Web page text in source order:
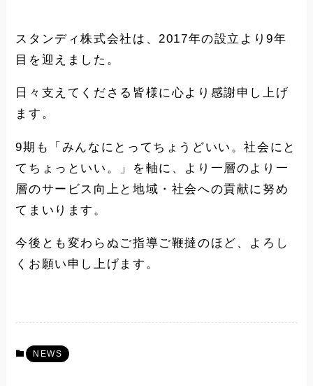
スタンディ株式会社は、2017年の設立より9年
目を迎えました。
日々支えてくださる皆様に心より感謝申し上げ
ます。
9期も「みんなにとってちょうどいい。社会にと
てちょっといい。」を軸に、より一層のより一
層のサービス向上と地域・社会への貢献に努め
てまいります。
今後とも変わらぬご指導ご鞭撻のほど、よろし
くお願い申し上げます。
NEWS